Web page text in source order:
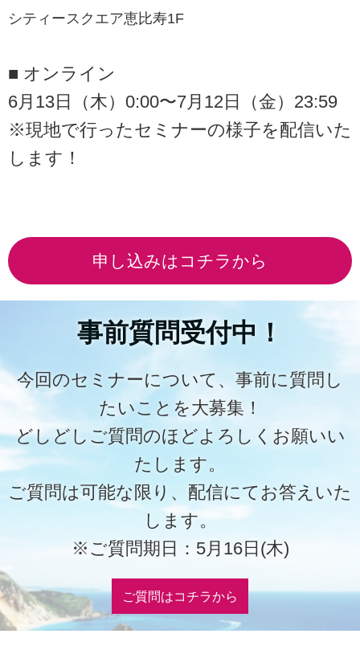
シティースクエア恵比寿1F
■ オンライン
6月13日（木）0:00〜7月12日（金）23:59
※現地で行ったセミナーの様子を配信いた
します！
申し込みはコチラから
事前質問受付中！
今回のセミナーについて、事前に質問し
たいことを大募集！
どしどしご質問のほどよろしくお願いい
たします。
ご質問は可能な限り、配信にてお答えいた
します。
※ご質問期日：5月16日(木)
ご質問はコチラから